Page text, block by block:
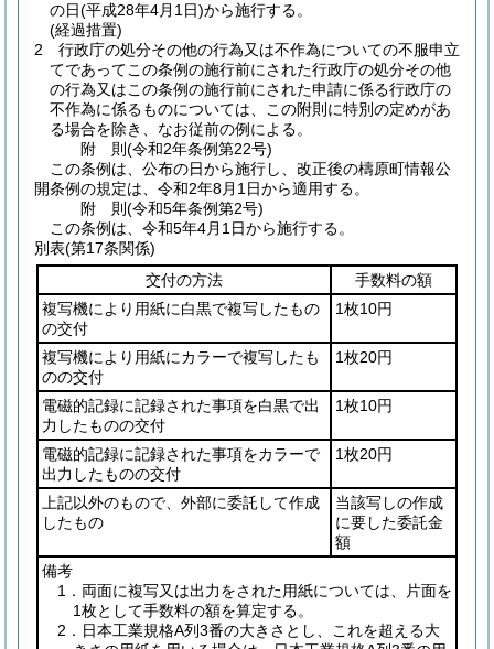
の日(平成28年4月1日)から施行する。
(経過措置)
2
行政庁の処分その他の行為又は不作為についての不服申立
てであってこの条例の施行前にされた行政庁の処分その他
の行為又はこの条例の施行前にされた申請に係る行政庁の
不作為に係るものについては、この附則に特別の定めがあ
る場合を除き、なお従前の例による。
附 則(令和2年条例第22号)
この条例は、公布の日から施行し、改正後の檮原町情報公
開条例の規定は、令和2年8月1日から適用する。
附 則(令和5年条例第2号)
この条例は、令和5年4月1日から施行する。
別表(第17条関係)
交付の方法
手数料の額
複写機により用紙に白黒で複写したもの
の交付
1枚10円
複写機により用紙にカラーで複写したも
のの交付
1枚20円
電磁的記録に記録された事項を白黒で出
力したものの交付
1枚10円
電磁的記録に記録された事項をカラーで
出力したものの交付
1枚20円
上記以外のもので、外部に委託して作成
したもの
当該写しの作成
に要した委託金
額
備考
1．両面に複写又は出力をされた用紙については、片面を
1枚として手数料の額を算定する。
2．日本工業規格A列3番の大きさとし、これを超える大